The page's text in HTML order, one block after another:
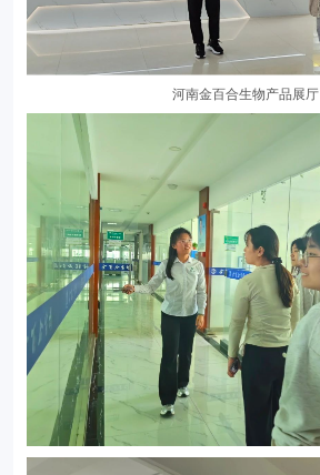
河南金百合生物产品展厅